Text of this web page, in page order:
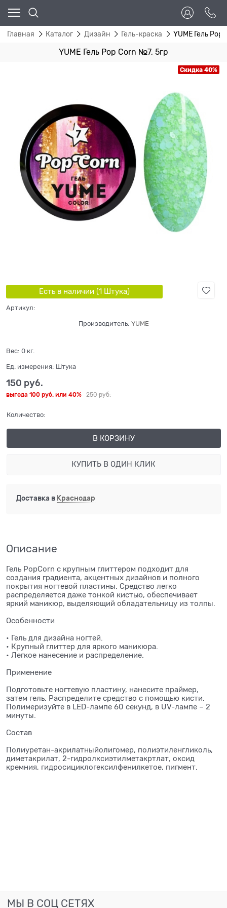
Главная Каталог Дизайн Гель-краска YUME Гель Pop
YUME Гель Pop Corn №7, 5гр
Скидка 40%
Есть в наличии (1 Штука)
Артикул:
Производитель: YUME
Вес: 0 кг.
Ед. измерения: Штука
250 руб.
150 руб.
выгода 100 руб. или 40%
Количество:
В КОРЗИНУ
КУПИТЬ В ОДИН КЛИК
Доставка в Краснодар
Описание
Гель PopCorn с крупным глиттером подходит для
создания градиента, акцентных дизайнов и полного
покрытия ногтевой пластины. Средство легко
распределяется даже тонкой кистью, обеспечивает
яркий маникюр, выделяющий обладательницу из толпы.
Особенности
• Гель для дизайна ногтей.
• Крупный глиттер для яркого маникюра.
• Легкое нанесение и распределение.
Применение
Подготовьте ногтевую пластину, нанесите праймер,
затем гель. Распределите средство с помощью кисти.
Полимеризуйте в LED-лампе 60 секунд, в UV-лампе – 2
минуты.
Состав
Полиуретан-акрилатныйолигомер, полиэтиленгликоль,
диметакрилат, 2-гидролксиэтилметакртлат, оксид
кремния, гидросициклогексилфенилкетое, пигмент.
МЫ В СОЦ СЕТЯХ